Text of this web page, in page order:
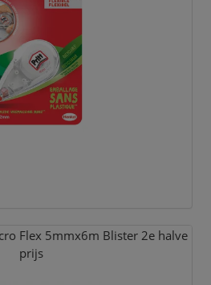
Flex 5mmx6m Blister 2e halve
prijs